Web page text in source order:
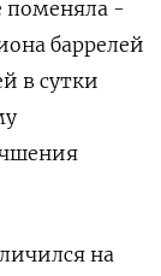
поменяла -
баррелей
в сутки
на